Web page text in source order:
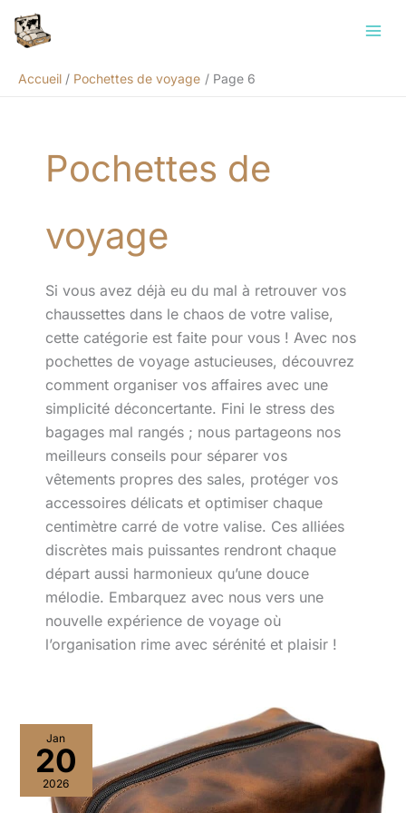
Accueil
Pochettes de voyage Page 6
Pochettes de
voyage
Si vous avez déjà eu du mal à retrouver vos
chaussettes dans le chaos de votre valise,
cette catégorie est faite pour vous ! Avec nos
pochettes de voyage astucieuses, découvrez
comment organiser vos affaires avec une
simplicité déconcertante. Fini le stress des
bagages mal rangés ; nous partageons nos
meilleurs conseils pour séparer vos
vêtements propres des sales, protéger vos
accessoires délicats et optimiser chaque
centimètre carré de votre valise. Ces alliées
discrètes mais puissantes rendront chaque
départ aussi harmonieux qu’une douce
mélodie. Embarquez avec nous vers une
nouvelle expérience de voyage où
l’organisation rime avec sérénité et plaisir !
Jan
20
2026
Test
:
main
Street
Forge
Rechercher